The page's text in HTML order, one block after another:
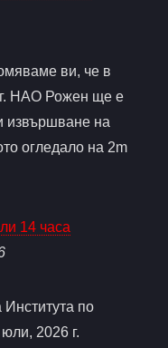
ви, че в
НАО Рожен ще е
извършване на
огледало на 2m
14 часа
по
2026 г.